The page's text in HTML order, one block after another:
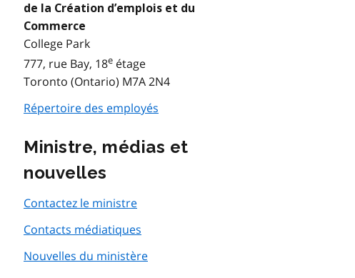
de la Création d’emplois et du
Commerce
College Park
777, rue Bay, 18e étage
Toronto (Ontario) M7A 2N4
Répertoire des employés
Ministre, médias et
nouvelles
Contactez le ministre
Contacts médiatiques
Nouvelles du ministère